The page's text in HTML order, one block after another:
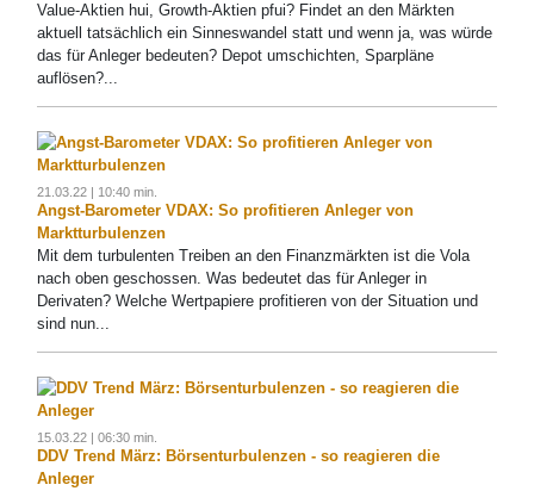
Value-Aktien hui, Growth-Aktien pfui? Findet an den Märkten
aktuell tatsächlich ein Sinneswandel statt und wenn ja, was würde
das für Anleger bedeuten? Depot umschichten, Sparpläne
auflösen?...
21.03.22 | 10:40 min.
Angst-Barometer VDAX: So profitieren Anleger von
Marktturbulenzen
Mit dem turbulenten Treiben an den Finanzmärkten ist die Vola
nach oben geschossen. Was bedeutet das für Anleger in
Derivaten? Welche Wertpapiere profitieren von der Situation und
sind nun...
15.03.22 | 06:30 min.
DDV Trend März: Börsenturbulenzen - so reagieren die
Anleger